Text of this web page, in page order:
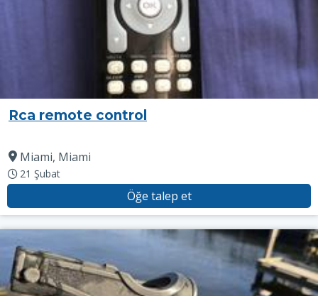
Rca remote control
Miami, Miami
21 Şubat
Öğe talep et